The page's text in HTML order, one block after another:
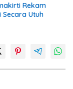
Rekam
Utuh